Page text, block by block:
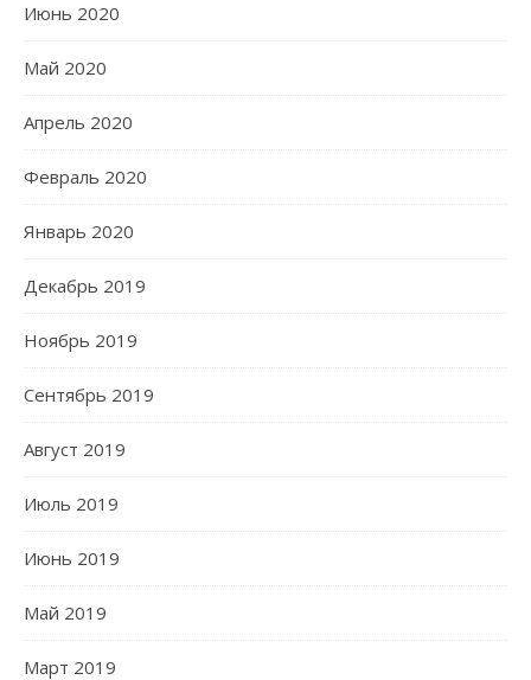
Июнь 2020
Май 2020
Апрель 2020
Февраль 2020
Январь 2020
Декабрь 2019
Ноябрь 2019
Сентябрь 2019
Август 2019
Июль 2019
Июнь 2019
Май 2019
Март 2019